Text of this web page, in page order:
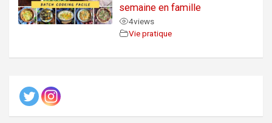
semaine en famille
4views
Vie pratique